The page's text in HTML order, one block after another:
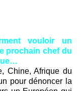
vouloir un
prochain chef du
Chine, Afrique du
pour dénoncer la